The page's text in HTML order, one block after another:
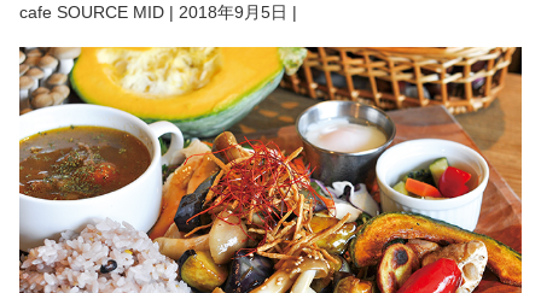
cafe SOURCE MID | 2018年9月5日 |